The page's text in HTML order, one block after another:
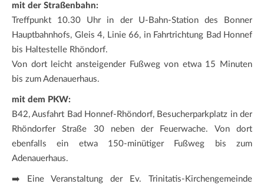
mit der Straßenbahn:
Treffpunkt 10.30 Uhr in der U-Bahn-Station des Bonner
Hauptbahnhofs, Gleis 4, Linie 66, in Fahrtrichtung Bad Honnef
bis Haltestelle Rhöndorf.
Von dort leicht ansteigender Fußweg von etwa 15 Minuten
bis zum Adenauerhaus.
mit dem PKW:
B42, Ausfahrt Bad Honnef-Rhöndorf, Besucherparkplatz in der
Rhöndorfer Straße 30 neben der Feuerwache. Von dort
ebenfalls ein etwa 150-minütiger Fußweg bis zum
Adenauerhaus.
➡️ Eine Veranstaltung der Ev. Trinitatis-Kirchengemeinde